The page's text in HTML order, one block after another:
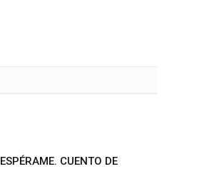
ESPÉRAME. CUENTO DE